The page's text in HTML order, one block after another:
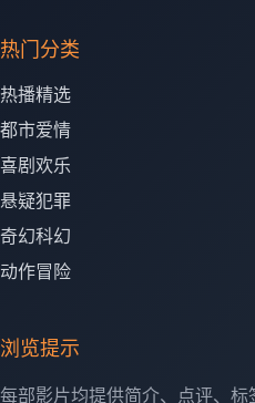
热门分类
热播精选
都市爱情
喜剧欢乐
悬疑犯罪
奇幻科幻
动作冒险
浏览提示
每部影片均提供简介、点评、标